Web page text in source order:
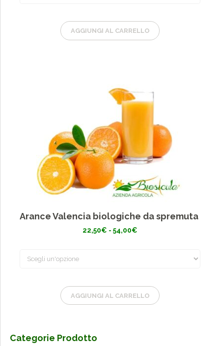
AGGIUNGI AL CARRELLO
Arance Valencia biologiche da spremuta
22,50€ - 54,00€
AGGIUNGI AL CARRELLO
Categorie Prodotto